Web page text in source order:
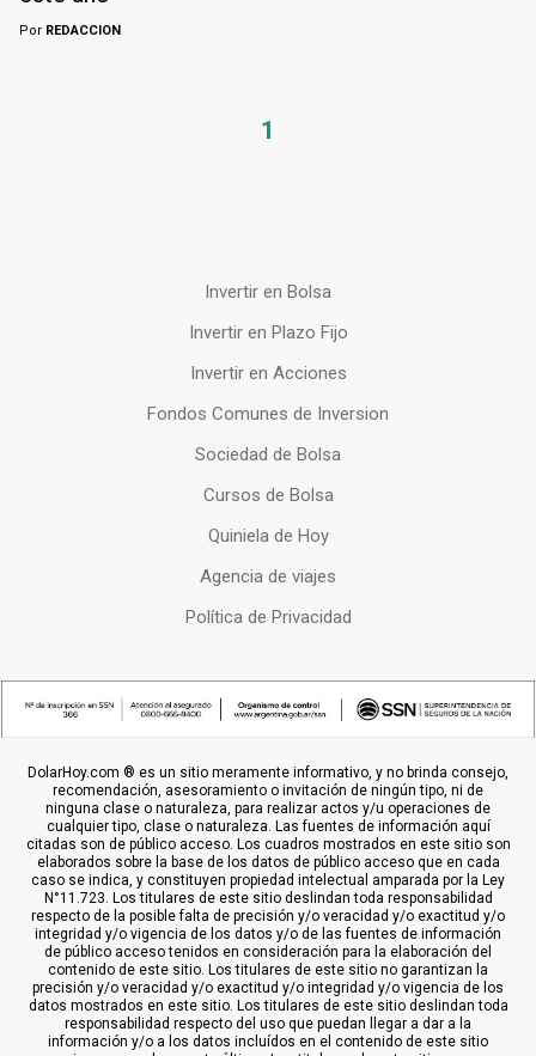
Por REDACCION
1
Invertir en Bolsa
Invertir en Plazo Fijo
Invertir en Acciones
Fondos Comunes de Inversion
Sociedad de Bolsa
Cursos de Bolsa
Quiniela de Hoy
Agencia de viajes
Política de Privacidad
DolarHoy.com ® es un sitio meramente informativo, y no brinda consejo,
recomendación, asesoramiento o invitación de ningún tipo, ni de
ninguna clase o naturaleza, para realizar actos y/u operaciones de
cualquier tipo, clase o naturaleza. Las fuentes de información aquí
citadas son de público acceso. Los cuadros mostrados en este sitio son
elaborados sobre la base de los datos de público acceso que en cada
caso se indica, y constituyen propiedad intelectual amparada por la Ley
N°11.723. Los titulares de este sitio deslindan toda responsabilidad
respecto de la posible falta de precisión y/o veracidad y/o exactitud y/o
integridad y/o vigencia de los datos y/o de las fuentes de información
de público acceso tenidos en consideración para la elaboración del
contenido de este sitio. Los titulares de este sitio no garantizan la
precisión y/o veracidad y/o exactitud y/o integridad y/o vigencia de los
datos mostrados en este sitio. Los titulares de este sitio deslindan toda
responsabilidad respecto del uso que puedan llegar a dar a la
información y/o a los datos incluídos en el contenido de este sitio